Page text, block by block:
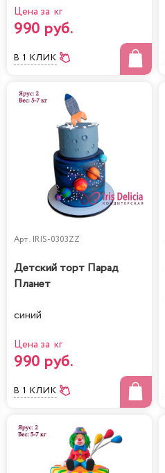
Цена за кг
990 руб.
В 1 КЛИК
Арт. IRIS-0303ZZ
Детский торт Парад
Планет
синий
Цена за кг
990 руб.
В 1 КЛИК